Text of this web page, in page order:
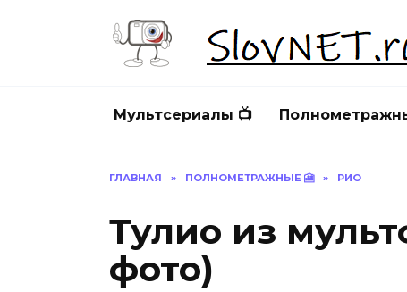
Мультсериалы 📺
ГЛАВНАЯ » ПОЛНОМЕТРАЖНЫЕ 🎦 » РИО
Тулио из
фото)